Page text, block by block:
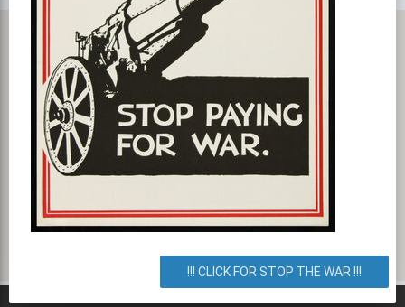
!!! CLICK FOR STOP THE WAR !!!